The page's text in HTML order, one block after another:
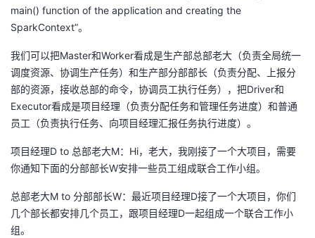
main() function of the application and creating the
SparkContext”。
我们可以把Master和Worker看成是生产部总部老大（负责全局统一
调度资源、协调生产任务）和生产部分部部长（负责分配、上报分
部的资源，接收总部的命令，协调员工执行任务），把Driver和
Executor看成是项目经理（负责分配任务和管理任务进度）和普通
员工（负责执行任务、向项目经理汇报任务执行进度）。
项目经理D to 总部老大M：Hi，老大，我刚接了一个大项目，需要
你通知下面的分部部长W安排一些员工组成联合工作小组。
总部老大M to 分部部长W：最近项目经理D接了一个大项目，你们
几个部长都安排几个员工，跟项目经理D一起组成一个联合工作小
组。